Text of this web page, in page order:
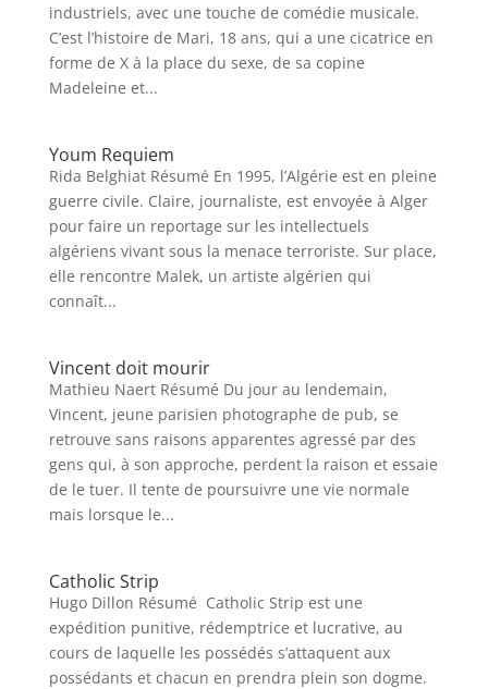
industriels, avec une touche de comédie musicale.
C’est l’histoire de Mari, 18 ans, qui a une cicatrice en
forme de X à la place du sexe, de sa copine
Madeleine et...
Youm Requiem
Rida Belghiat Résumé En 1995, l’Algérie est en pleine
guerre civile. Claire, journaliste, est envoyée à Alger
pour faire un reportage sur les intellectuels
algériens vivant sous la menace terroriste. Sur place,
elle rencontre Malek, un artiste algérien qui
connaît...
Vincent doit mourir
Mathieu Naert Résumé Du jour au lendemain,
Vincent, jeune parisien photographe de pub, se
retrouve sans raisons apparentes agressé par des
gens qui, à son approche, perdent la raison et essaie
de le tuer. Il tente de poursuivre une vie normale
mais lorsque le...
Catholic Strip
Hugo Dillon Résumé Catholic Strip est une
expédition punitive, rédemptrice et lucrative, au
cours de laquelle les possédés s’attaquent aux
possédants et chacun en prendra plein son dogme.